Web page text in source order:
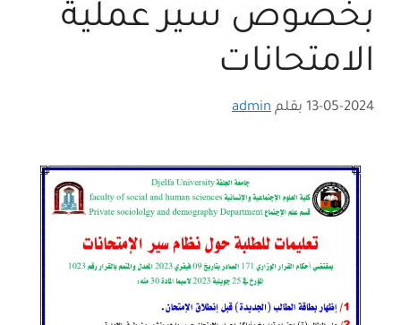
بخصوص سير عملية
الامتحانات
13-05-2024 بقلم admin